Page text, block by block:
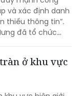
đã tổ chức
tưởng niệm các
khai lấy mẫu
phần mộ liệt sĩ
ở khu vực
khu vực biên giới
cầu tràn, điểm
chảy xiết. Lực